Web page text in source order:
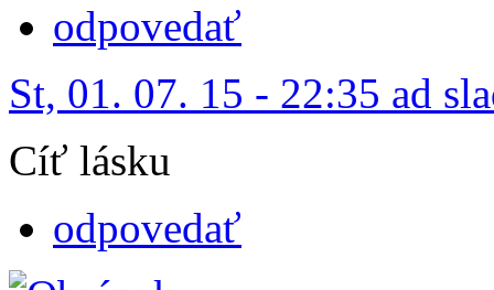
odpovedať
St, 01. 07. 15 - 22:35 ad
Cíť lásku
odpovedať